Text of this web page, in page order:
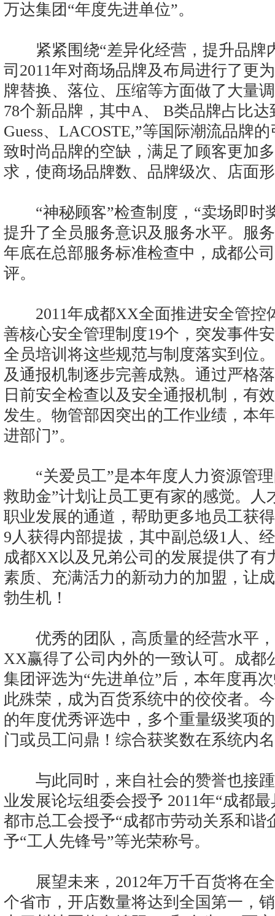
万达集团“年度先进单位”。
紧紧围绕“差异化经营，提升品牌
司2011年对商场品牌及布局进行了更
牌替换、落位、压缩等方面做了大量
78个新品牌，其中A、 B类品牌占比达
Guess、LACOSTE,”等国际潮流品牌
致时尚品牌的空缺，满足了顾客更加
求，使商场品牌数、品牌级次、店面
“神秘顾客”检查制度，“卖场即时
提升了全员服务意识及服务水平。服
年底在总部服务标准检查中，成都公
评。
2011年成都XX全面推进安全管控
善核心安全管理制度19个，突发事件
全员培训将这些规范与制度落实到位
及通报机制逐步完善成熟。通过严格
日前安全检查以及安全通报机制，有
发生。物管部因突出的工作业绩，本
进部门”。
“关爱员工”是本年度人力资源管理
救助金”计划让员工更有家的感觉。人
职业发展的通道，帮助更多地员工获
9人获得内部提拔，其中副总级1人、
成都XX以及兄弟公司的发展提供了有
素质、充满活力的新动力的加盟，让
勃生机！
优秀的团队，高质量的经营水平，
XX赢得了公司内外的一致认可。成都
集团评选为“先进单位”后，本年度再
此殊荣，成为百货系统中的佼佼者。
的年度优秀评选中，多个重量级奖项
门或员工问鼎！综合获奖数在系统内
与此同时，来自社会的赞誉也接踵
业发展论坛组委会授予 2011年“成都
都市总工会授予“成都市劳动关系和谐
予“工人先锋号”等光荣称号。
展望未来，2012年万千百货将在全
个省市，开店数量将达到全国第一，